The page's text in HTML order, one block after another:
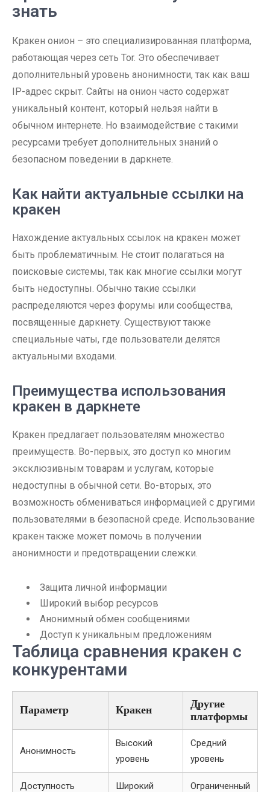
знать
Кракен онион – это специализированная платформа,
работающая через сеть Tor. Это обеспечивает
дополнительный уровень анонимности, так как ваш
IP-адрес скрыт. Сайты на онион часто содержат
уникальный контент, который нельзя найти в
обычном интернете. Но взаимодействие с такими
ресурсами требует дополнительных знаний о
безопасном поведении в даркнете.
Как найти актуальные ссылки на
кракен
Нахождение актуальных ссылок на кракен может
быть проблематичным. Не стоит полагаться на
поисковые системы, так как многие ссылки могут
быть недоступны. Обычно такие ссылки
распределяются через форумы или сообщества,
посвященные даркнету. Существуют также
специальные чаты, где пользователи делятся
актуальными входами.
Преимущества использования
кракен в даркнете
Кракен предлагает пользователям множество
преимуществ. Во-первых, это доступ ко многим
эксклюзивным товарам и услугам, которые
недоступны в обычной сети. Во-вторых, это
возможность обмениваться информацией с другими
пользователями в безопасной среде. Использование
кракен также может помочь в получении
анонимности и предотвращении слежки.
Защита личной информации
Широкий выбор ресурсов
Анонимный обмен сообщениями
Доступ к уникальным предложениям
Таблица сравнения кракен с
конкурентами
Параметр Кракен
Другие
платформы
Анонимность
Высокий
уровень
Средний
уровень
Доступность
Широкий
Ограниченный